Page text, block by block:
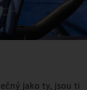
jako ty, jsou ti